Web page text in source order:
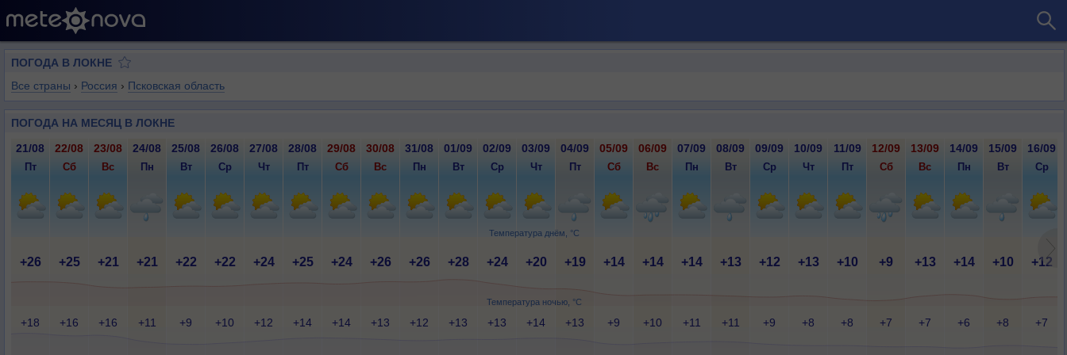
ПОГОДА В ЛОКНЕ
Все страны › Россия › Псковская область
ПОГОДА НА МЕСЯЦ В ЛОКНЕ
Температура днём, °C
Температура ночью, °C
21/08 22/08 23/08 24/08 25/08 26/08 27/08 28/08 29/08 30/08 31/08 01/09 02/09 03/09 04/09 05/09 06/09 07/09 08/09 09/09 10/09 11/09 12/09 13/09 14/09 15/09 16/09
Пт Сб Вс Пн Вт Ср Чт Пт Сб Вс Пн Вт Ср Чт Пт Сб Вс Пн Вт Ср Чт Пт Сб Вс Пн Вт Ср
+26 +25 +21 +21 +22 +22 +24 +25 +24 +26 +26 +28 +24 +20 +19 +14 +14 +14 +13 +12 +13 +10 +9 +13 +14 +10 +12
+18 +16 +16 +11 +9 +10 +12 +14 +14 +13 +12 +13 +13 +14 +13 +9 +10 +11 +11 +9 +8 +8 +7 +7 +6 +8 +7